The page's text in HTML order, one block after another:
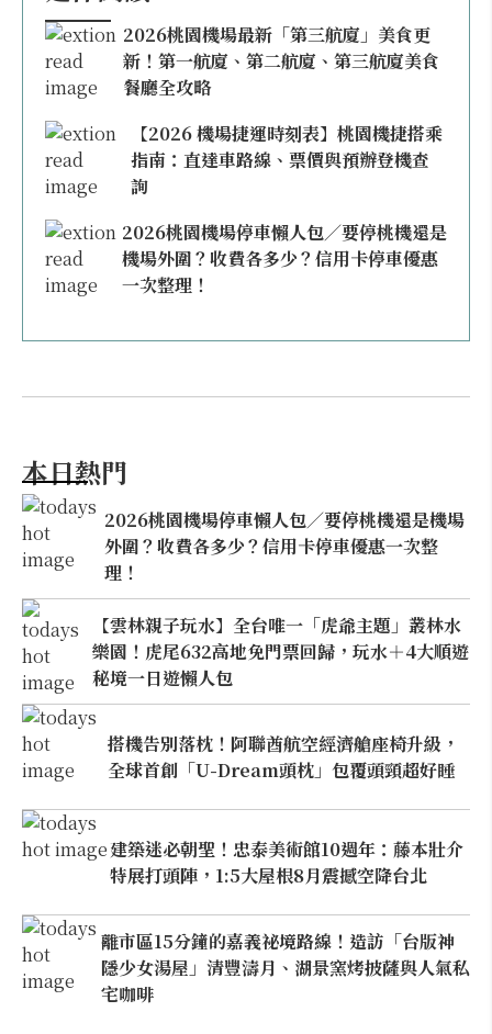
2026桃園機場最新「第三航廈」美食更
新！第一航廈、第二航廈、第三航廈美食
餐廳全攻略
【2026 機場捷運時刻表】桃園機捷搭乘
指南：直達車路線、票價與預辦登機查
詢
2026桃園機場停車懶人包／要停桃機還是
機場外圍？收費各多少？信用卡停車優惠
一次整理！
本日熱門
2026桃園機場停車懶人包／要停桃機還是機場
外圍？收費各多少？信用卡停車優惠一次整
理！
【雲林親子玩水】全台唯一「虎爺主題」叢林水
樂園！虎尾632高地免門票回歸，玩水＋4大順遊
秘境一日遊懶人包
搭機告別落枕！阿聯酋航空經濟艙座椅升級，
全球首創「U-Dream頭枕」包覆頭頸超好睡
建築迷必朝聖！忠泰美術館10週年：藤本壯介
特展打頭陣，1:5大屋根8月震撼空降台北
離市區15分鐘的嘉義祕境路線！造訪「台版神
隱少女湯屋」清豐濤月、湖景窯烤披薩與人氣私
宅咖啡